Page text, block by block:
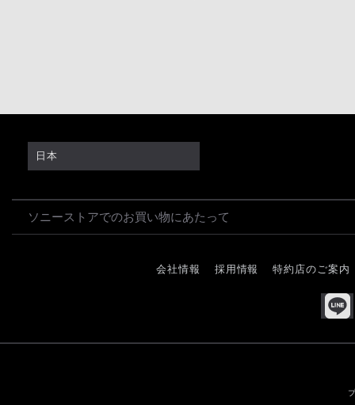
日本
ソニーストアでのお買い物にあたって
会社情報 採用情報 特約店のご案内